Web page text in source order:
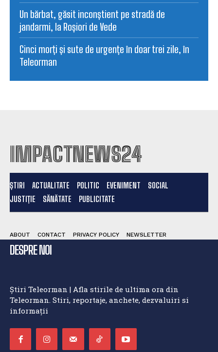
Un bărbat, găsit inconștient pe stradă de
jandarmi, la Roșiori de Vede
Cinci morți și sute de urgențe în doar trei zile, în
Teleorman
IMPACTNEWS24
ȘTIRI ACTUALITATE POLITIC EVENIMENT
SOCIAL
JUSTIȚIE
SĂNĂTATE PUBLICITATE
ABOUT CONTACT PRIVACY POLICY NEWSLETTER
DESPRE NOI
Știri Teleorman | Afla stirile de ultima ora din
Teleorman. Stiri, reportaje, anchete, dezvaluiri si
informații